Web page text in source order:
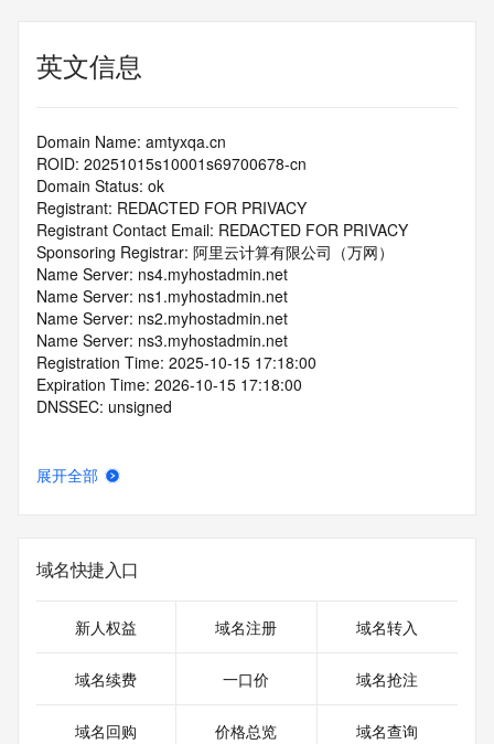
英文信息
Domain Name: amtyxqa.cn
ROID: 20251015s10001s69700678-cn
Domain Status: ok
Registrant: REDACTED FOR PRIVACY
Registrant Contact Email: REDACTED FOR PRIVACY
Sponsoring Registrar: 阿里云计算有限公司（万网）
Name Server: ns4.myhostadmin.net
Name Server: ns1.myhostadmin.net
Name Server: ns2.myhostadmin.net
Name Server: ns3.myhostadmin.net
Registration Time: 2025-10-15 17:18:00
Expiration Time: 2026-10-15 17:18:00
DNSSEC: unsigned
展开全部
域名快捷入口
新人权益 域名注册 域名转入
域名续费 一口价 域名抢注
域名回购 价格总览 域名查询